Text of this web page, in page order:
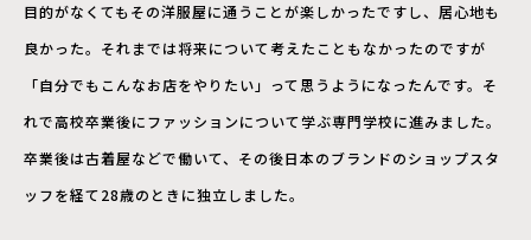
目的がなくてもその洋服屋に通うことが楽しかったですし、居心地も
良かった。それまでは将来について考えたこともなかったのですが
「自分でもこんなお店をやりたい」って思うようになったんです。そ
れで高校卒業後にファッションについて学ぶ専門学校に進みました。
卒業後は古着屋などで働いて、その後日本のブランドのショップスタ
ッフを経て28歳のときに独立しました。